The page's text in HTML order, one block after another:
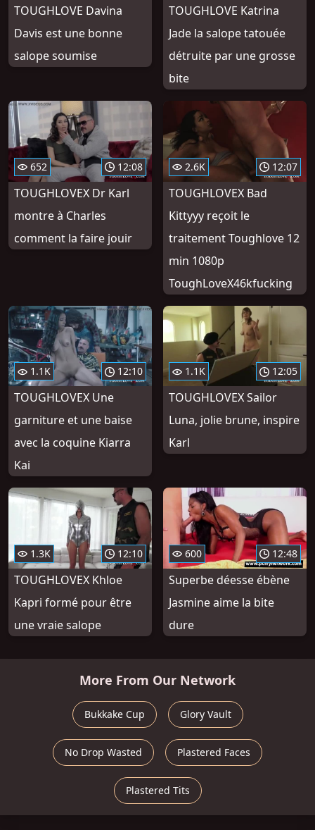
TOUGHLOVE Davina
Davis est une bonne
salope soumise
TOUGHLOVE Katrina
Jade la salope tatouée
détruite par une grosse
bite
652 12:08
TOUGHLOVEX Dr Karl
montre à Charles
comment la faire jouir
2.6K 12:07
TOUGHLOVEX Bad
Kittyyy reçoit le
traitement Toughlove 12
min 1080p
ToughLoveX46kfucking
1.1K 12:10
TOUGHLOVEX Une
garniture et une baise
avec la coquine Kiarra
Kai
1.1K 12:05
TOUGHLOVEX Sailor
Luna, jolie brune, inspire
Karl
1.3K 12:10
TOUGHLOVEX Khloe
Kapri formé pour être
une vraie salope
600 12:48
Superbe déesse ébène
Jasmine aime la bite
dure
More From Our Network
Bukkake Cup Glory Vault
No Drop Wasted Plastered Faces
Plastered Tits